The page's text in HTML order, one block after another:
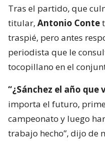
Tras el partido, que
titular, Antonio Conte
traspié, pero antes
periodista que le
tocopillano en el
“¿Sánchez el año que
importa el futuro,
campeonato y luego
trabajo hecho”, dijo de